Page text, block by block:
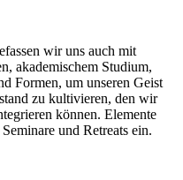
wir uns auch mit
akademischem Studium,
Formen, um unseren Geist
zu kultivieren, den wir
können. Elemente
und Retreats ein.